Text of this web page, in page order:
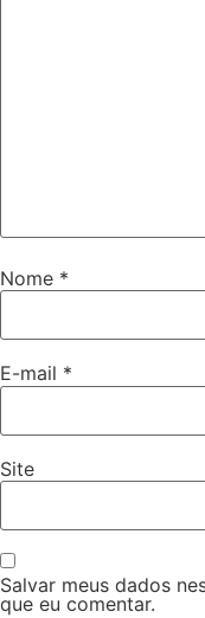
Nome *
E-mail *
Site
Salvar meus dados
que eu comentar.